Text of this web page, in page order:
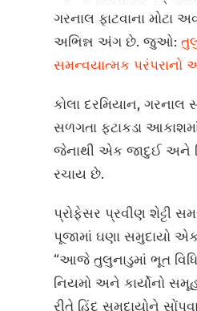
ગરનાલ ફાટવાના મોટા
અભિન્ન અંગ છે. જુઓ:
સમન્વયાત્મક પરંપરાનો
કોલા દરમિયાન, ગરનાલ
સળગતા ફટાકડા
જેનાથી એક જાદુઈ અને
રચાય છે.
પ્રોફેસર પ્રવીણ શેટ્ટી
પૂજામાં ઘણા સમુદાયો
“આજે તુલુનાડુમાં ભૂત
નિયમો અને કાર્યોનો
રીતે હિંદુ સમુદાયોને